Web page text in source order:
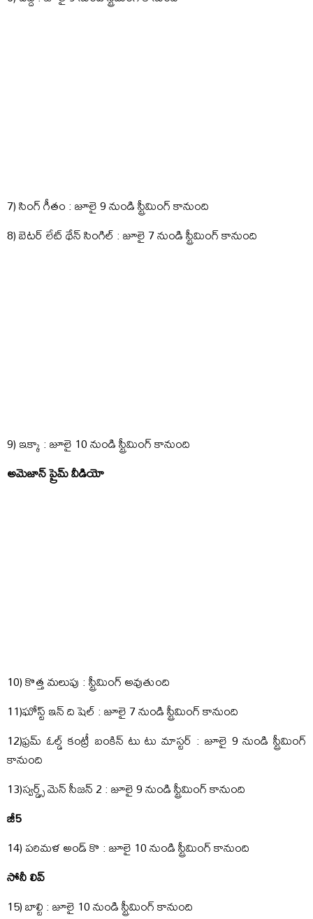
7) సింగ్ గీతం : జూలై 9 నుండి స్ట్రీమింగ్ కానుంది
8) బెటర్ లేట్ థేన్ సింగిల్ : జూలై 7 నుండి స్ట్రీమింగ్ కానుంది
9) ఇక్కా : జూలై 10 నుండి స్ట్రీమింగ్ కానుంది
అమెజాన్ ప్రైమ్ వీడియో
10) కొత్త మలుపు : స్ట్రీమింగ్ అవుతుంది
11)ఘోస్ట్ ఇన్ ది షెల్ : జూలై 7 నుండి స్ట్రీమింగ్ కానుంది
12)ఫ్రమ్ ఓల్డ్ కంట్రీ బంకిన్ టు టు మాస్టర్ : జూలై 9 నుండి స్ట్రీమింగ్
కానుంది
13)స్వర్డ్స్ మెన్ సీజన్ 2 : జూలై 9 నుండి స్ట్రీమింగ్ కానుంది
జీ5
14) పరిమళ అండ్ కొ : జూలై 10 నుండి స్ట్రీమింగ్ కానుంది
సోనీ లివ్
15) బాల్టి : జూలై 10 నుండి స్ట్రీమింగ్ కానుంది